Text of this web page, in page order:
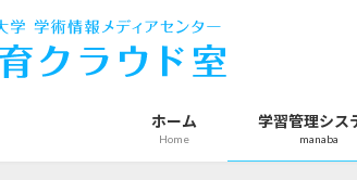
ホーム
Home
学習管理シス
manaba